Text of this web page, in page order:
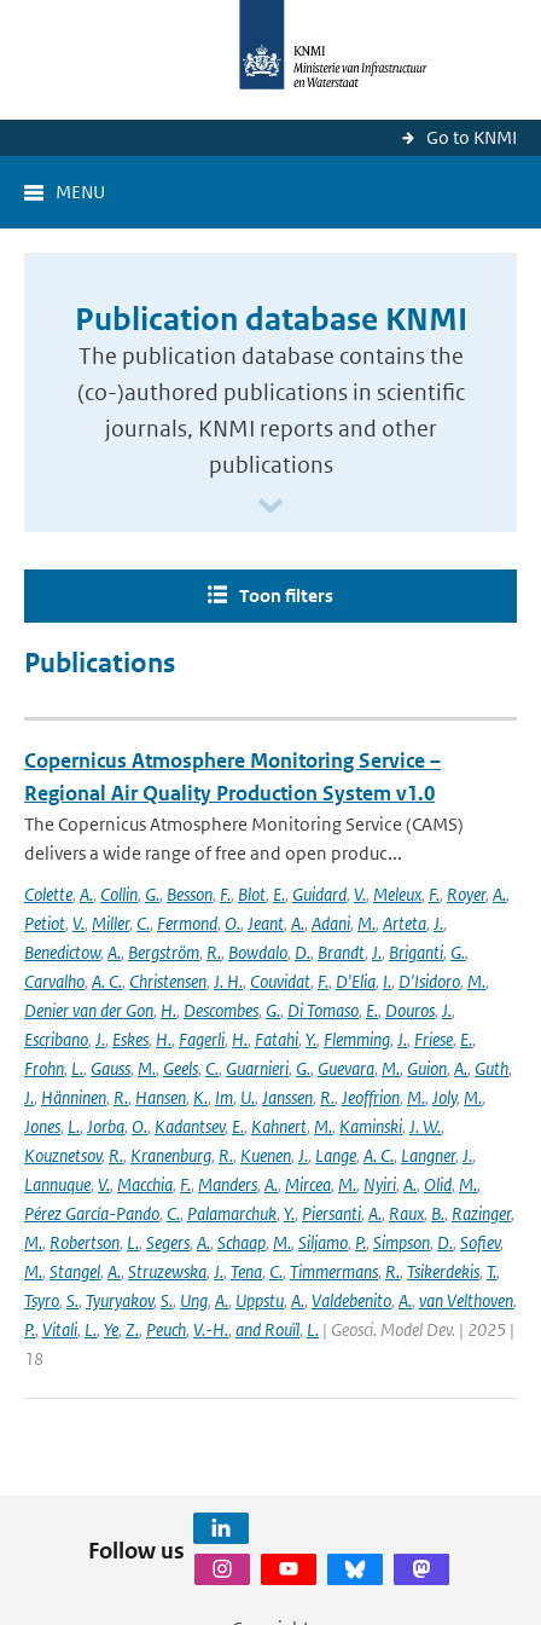
Go to KNMI
MENU
Publication database KNMI
The publication database contains the
(co-)authored publications in scientific
journals, KNMI reports and other
publications
Toon filters
Publications
Copernicus Atmosphere Monitoring Service –
Regional Air Quality Production System v1.0
The Copernicus Atmosphere Monitoring Service (CAMS)
delivers a wide range of free and open produc...
Colette, A., Collin, G., Besson, F., Blot, E., Guidard, V., Meleux, F., Royer, A.,
Petiot, V., Miller, C., Fermond, O., Jeant, A., Adani, M., Arteta, J.,
Benedictow, A., Bergström, R., Bowdalo, D., Brandt, J., Briganti, G.,
Carvalho, A. C., Christensen, J. H., Couvidat, F., D'Elia, I., D'Isidoro, M.,
Denier van der Gon, H., Descombes, G., Di Tomaso, E., Douros, J.,
Escribano, J., Eskes, H., Fagerli, H., Fatahi, Y., Flemming, J., Friese, E.,
Frohn, L., Gauss, M., Geels, C., Guarnieri, G., Guevara, M., Guion, A., Guth,
J., Hänninen, R., Hansen, K., Im, U., Janssen, R., Jeoffrion, M., Joly, M.,
Jones, L., Jorba, O., Kadantsev, E., Kahnert, M., Kaminski, J. W.,
Kouznetsov, R., Kranenburg, R., Kuenen, J., Lange, A. C., Langner, J.,
Lannuque, V., Macchia, F., Manders, A., Mircea, M., Nyiri, A., Olid, M.,
Pérez García-Pando, C., Palamarchuk, Y., Piersanti, A., Raux, B., Razinger,
M., Robertson, L., Segers, A., Schaap, M., Siljamo, P., Simpson, D., Sofiev,
M., Stangel, A., Struzewska, J., Tena, C., Timmermans, R., Tsikerdekis, T.,
Tsyro, S., Tyuryakov, S., Ung, A., Uppstu, A., Valdebenito, A., van Velthoven,
P., Vitali, L., Ye, Z., Peuch, V.-H., and Rouïl, L. | Geosci. Model Dev. | 2025 |
18
Follow us